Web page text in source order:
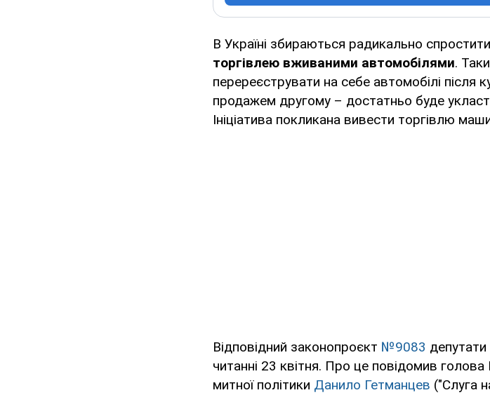
В Україні збираються радикально
торгівлею вживаними автомобілями.
перереєструвати на себе автомобілі після
продажем другому – достатньо буде
Ініціатива покликана вивести торгівлю
Відповідний законопроєкт №9083
читанні 23 квітня. Про це повідомив голова
митної політики Данило Гетманцев ("Слуга